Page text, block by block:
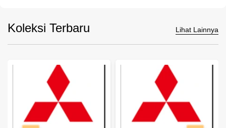
Koleksi Terbaru Lihat Lainnya